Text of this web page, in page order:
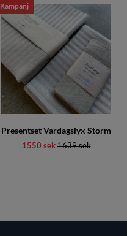
Kampanj
Presentset Vardagslyx Storm
1550 sekOrdinarie pris:
1639 sek